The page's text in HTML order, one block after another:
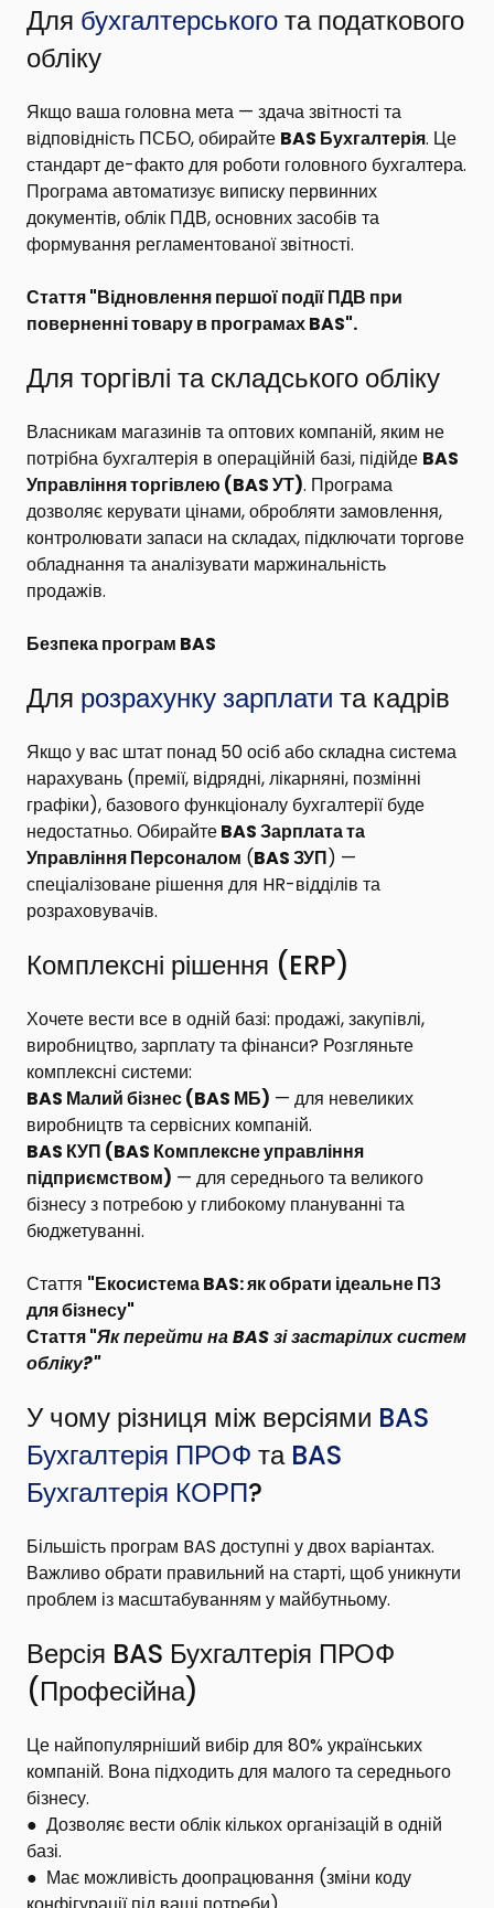
Для бухгалтерськогота податкового
обліку
Якщо ваша головна мета — здача звітності та
відповідність ПСБО, обирайте BAS Бухгалтерія. Це
стандарт де-факто для роботи головного бухгалтера.
Програма автоматизує виписку первинних
документів, облік ПДВ, основних засобів та
формування регламентованої звітності.
Стаття "Відновлення першої події ПДВ при
поверненні товару в програмах BAS".
Для торгівлі та складського обліку
Власникам магазинів та оптових компаній, яким не
потрібна бухгалтерія в операційній базі, підійде BAS
Управління торгівлею (BAS УТ). Програма
дозволяє керувати цінами, обробляти замовлення,
контролювати запаси на складах, підключати торгове
обладнання та аналізувати маржинальність
продажів.
Безпека програм BAS
Для розрахунку зарплати та кадрів
Якщо у вас штат понад 50 осіб або складна система
нарахувань (премії, відрядні, лікарняні, позмінні
графіки), базового функціоналу бухгалтерії буде
недостатньо. ОбирайтеBAS Зарплата та
Управління Персоналом (BAS ЗУП) —
спеціалізоване рішення для HR-відділів та
розраховувачів.
Комплексні рішення (ERP)
Хочете вести все в одній базі: продажі, закупівлі,
виробництво, зарплату та фінанси? Розгляньте
комплексні системи:
BAS Малий бізнес(BAS МБ) — для невеликих
виробництв та сервісних компаній.
BAS КУП (BAS Комплексне управління
підприємством) — для середнього та великого
бізнесу з потребою у глибокому плануванні та
бюджетуванні.
Стаття "Екосистема BAS: як обрати ідеальне ПЗ
для бізнесу"
Стаття "Як перейти на BAS зі застарілих систем
обліку?"
У чому різниця між версіями BAS
Бухгалтерія ПРОФ та BAS
Бухгалтерія КОРП?
Більшість програм BAS доступні у двох варіантах.
Важливо обрати правильний на старті, щоб уникнути
проблем із масштабуванням у майбутньому.
Версія BAS Бухгалтерія ПРОФ
(Професійна)
Це найпопулярніший вибір для 80% українських
компаній. Вона підходить для малого та середнього
бізнесу.
● Дозволяє вести облік кількох організацій в одній
базі.
● Має можливість доопрацювання (зміни коду